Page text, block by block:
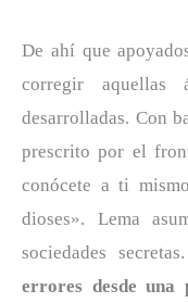
De ahí que
corregir aquellas
desarrolladas. Con
prescrito por el
conócete a ti
dioses». Lema
sociedades secretas.
errores desde una